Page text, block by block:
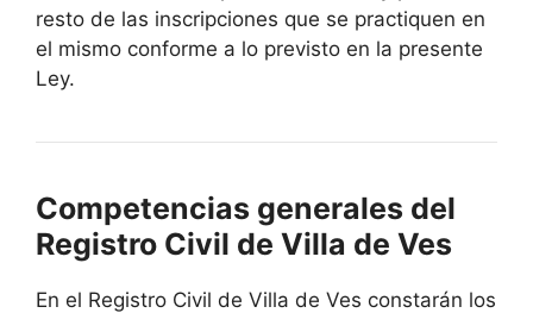
resto de las inscripciones que se practiquen en
el mismo conforme a lo previsto en la presente
Ley.
Competencias generales del
Registro Civil de Villa de Ves
En el Registro Civil de Villa de Ves constarán los